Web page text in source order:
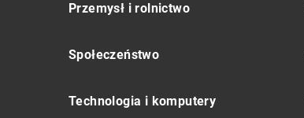
Przemysł i rolnictwo
Społeczeństwo
Technologia i komputery